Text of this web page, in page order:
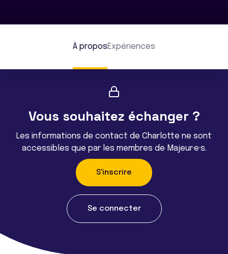
À proposExpériences
Vous souhaitez échanger ?
Les informations de contact de Charlotte ne sont
accessibles que par les membres de Majeur·e·s.
S'inscrire
Se connecter